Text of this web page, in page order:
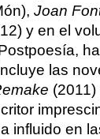
Joan
y en el
las
(2011)
influido en